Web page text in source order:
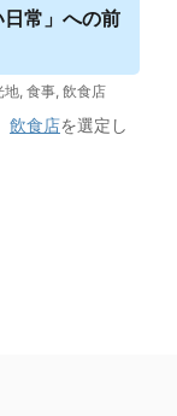
常」への前
地, 食事, 飲食店
飲食店を選定し